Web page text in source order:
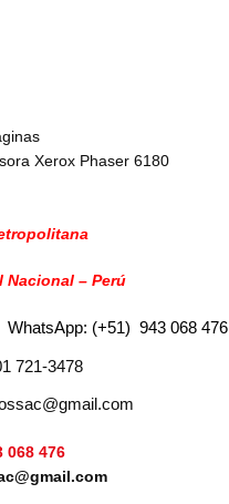
Xerox Phaser 6180
Nacional – Perú
WhatsApp: (+51) 943 068 476
721-3478
068 476